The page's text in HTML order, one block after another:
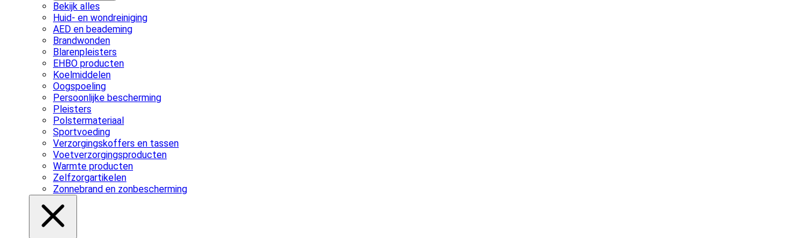
Bekijk alles
Huid- en wondreiniging
AED en beademing
Brandwonden
Blarenpleisters
EHBO producten
Koelmiddelen
Oogspoeling
Persoonlijke bescherming
Pleisters
Polstermateriaal
Sportvoeding
Verzorgingskoffers en tassen
Voetverzorgingsproducten
Warmte producten
Zelfzorgartikelen
Zonnebrand en zonbescherming